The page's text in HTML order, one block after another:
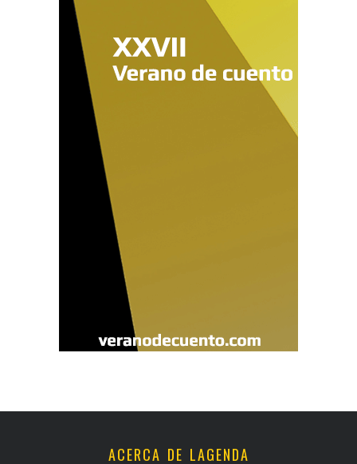
ACERCA DE LAGENDA